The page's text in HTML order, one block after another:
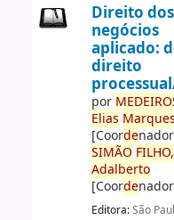
Direito dos
negócios
aplicado:
direito
por MEDE
Elias Marques
[Coorde
SIMÃO FILHO,
Adalberto
[Coorde
Editora:São